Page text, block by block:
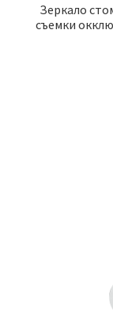
Зеркало
съемки